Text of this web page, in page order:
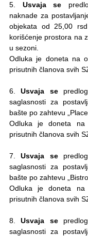
5. Usvaja se
naknade za
objekata od 25,00
korišćenje prostora na
u sezoni.
Odluka je doneta na
prisutnih članova svih
6. Usvaja se
saglasnosti za
bašte po zahtevu
Odluka je doneta na
prisutnih članova svih
7. Usvaja se
saglasnosti za
bašte po zahtevu
Odluka je doneta na
prisutnih članova svih
8. Usvaja se
saglasnosti za